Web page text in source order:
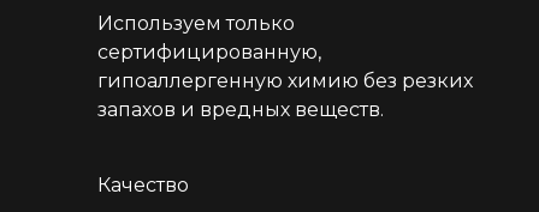
Используем только
сертифицированную,
гипоаллергенную химию без резких
запахов и вредных веществ.
Качество